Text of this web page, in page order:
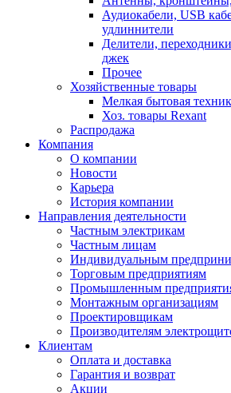
Аудиокабели, USB
удлиннители
Делители,
джек
Прочее
Хозяйственные товары
Мелкая бытовая
Хоз. товары Rexant
Распродажа
Компания
О компании
Новости
Карьера
История компании
Направления деятельности
Частным электрикам
Частным лицам
Индивидуальным
Торговым предприятиям
Промышленным
Монтажным организациям
Проектировщикам
Производителям
Клиентам
Оплата и доставка
Гарантия и возврат
Акции